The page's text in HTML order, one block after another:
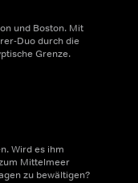
und Boston. Mit
Duo durch die
Grenze.
Wird es ihm
Mittelmeer
zu bewältigen?